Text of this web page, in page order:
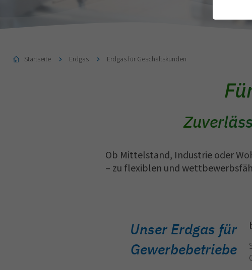
Startseite Erdgas Erdgas für Geschäftskunden
Ob Mittelstand, Industrie oder
– zu flexiblen und
Unser Erdgas für
Gewerbebetriebe